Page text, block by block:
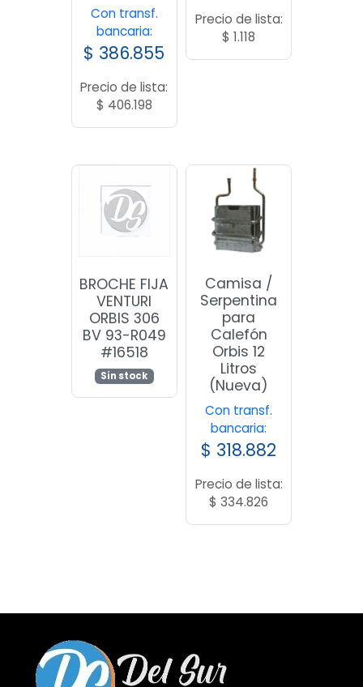
Con transf.
bancaria:
$ 386.855
Precio de lista:
$ 406.198
Precio de lista:
$ 1.118
BROCHE FIJA
VENTURI
ORBIS 306
BV 93-R049
#16518
Sin stock
Camisa /
Serpentina
para
Calefón
Orbis 12
Litros
(Nueva)
Con transf.
bancaria:
$ 318.882
Precio de lista:
$ 334.826